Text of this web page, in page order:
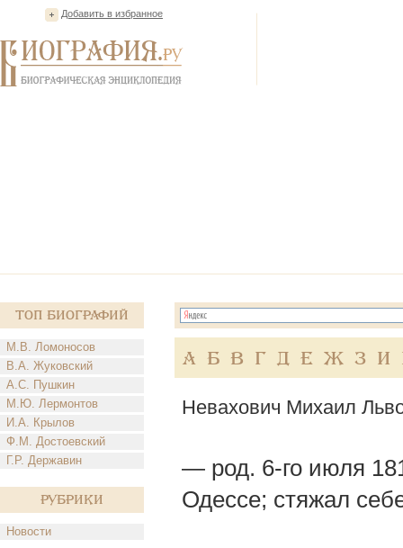
Добавить в избранное
Топ Биографий
М.В. Ломоносов
В.А. Жуковский
А.С. Пушкин
М.Ю. Лермонтов
И.А. Крылов
Ф.М. Достоевский
Г.Р. Державин
Рубрики
Новости
А Б В Г Д Е Ж З И
Невахович Михаил
— род. 6-го июля
Одессе; стяжал